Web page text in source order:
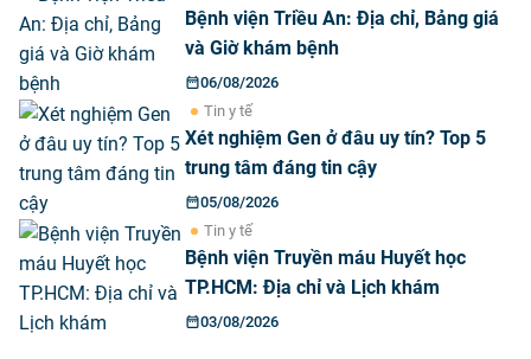
Bệnh viện Triều An: Địa chỉ, Bảng giá
và Giờ khám bệnh
06/08/2026
Tin y tế
Xét nghiệm Gen ở đâu uy tín? Top 5
trung tâm đáng tin cậy
05/08/2026
Tin y tế
Bệnh viện Truyền máu Huyết học
TP.HCM: Địa chỉ và Lịch khám
03/08/2026